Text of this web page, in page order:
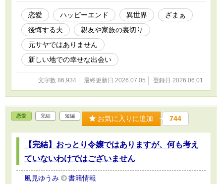
シアと離婚する気はなく――。
恋愛 ハッピーエンド 異世界
ざまぁ
後悔する夫
親友や家族の裏切り
元サヤではありません
新しい地での幸せな出会い
文字数 86,934 最終更新日 2026.07.05 登録日 2026.06.01
恋愛 完結 短編 お気に入りに追加 744
【完結】おっとり令嬢ではありますが、何も考え
ていないわけではございません
風見ゆうみ 書籍情報